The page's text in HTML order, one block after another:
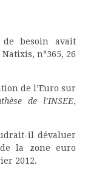
besoin avait
Natixis, n°365, 26
de l’Euro sur
de l’INSEE,
il dévaluer
la zone euro
2012.